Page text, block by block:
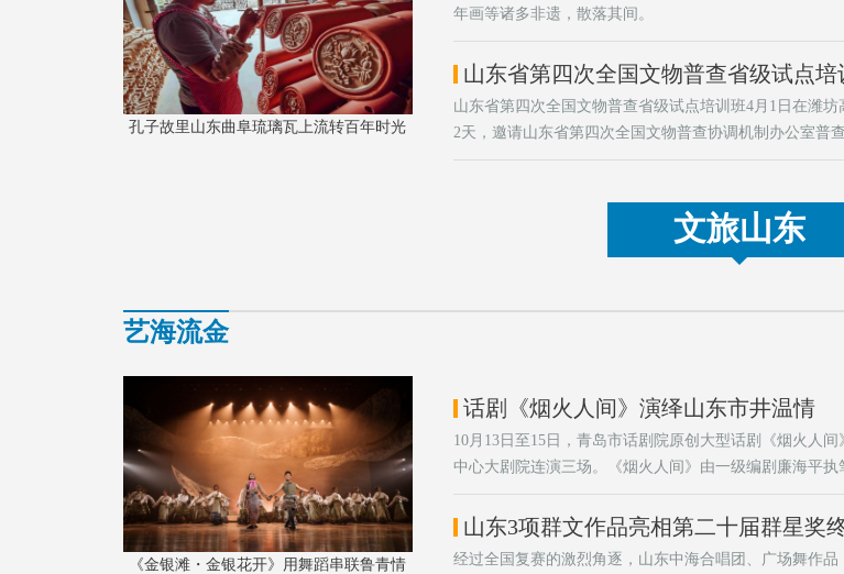
孔子故里山东曲阜琉璃瓦上流转百年时光
年画等诸多非遗，散落其间。
山东省第四次全国文物普查省级试点培训班4月1日在潍坊
2天，邀请山东省第四次全国文物普查协调机制办公室普
文旅山东
艺海流金
《金银滩・金银花开》用舞蹈串联鲁青情
话剧《烟火人间》演绎山东市井温情
10月13日至15日，青岛市话剧院原创大型话剧《烟火人间
中心大剧院连演三场。《烟火人间》由一级编剧廉海平执
明家歆加盟助阵。
山东3项群文作品亮相第二十届群星奖
经过全国复赛的激烈角逐，山东中海合唱团、广场舞作品